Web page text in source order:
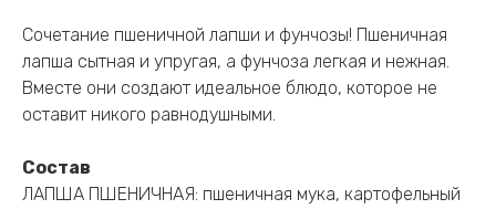
Сочетание пшеничной лапши и фунчозы! Пшеничная
лапша сытная и упругая, а фунчоза легкая и нежная.
Вместе они создают идеальное блюдо, которое не
оставит никого равнодушными.
Состав
ЛАПША ПШЕНИЧНАЯ: пшеничная мука, картофельный